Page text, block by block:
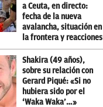
a Ceuta, en directo:
fecha de la nueva
avalancha, situación en
la frontera y reacciones
Shakira (49 años),
sobre su relación con
Gerard Piqué: «Si no
hubiera sido por el
‘Waka Waka’…»